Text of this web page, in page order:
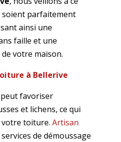
parfaitement
ainsi une
faille et une
votre maison.
à Bellerive
favoriser
et lichens, ce qui
toiture. Artisan
de démoussage